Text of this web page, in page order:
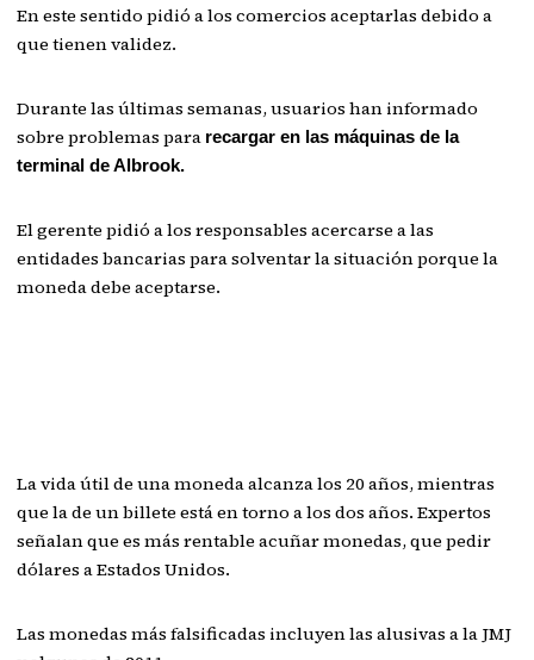
En este sentido pidió a los comercios aceptarlas debido a
que tienen validez.
Durante las últimas semanas, usuarios han informado
sobre problemas para recargar en las máquinas de la
terminal de Albrook.
El gerente pidió a los responsables acercarse a las
entidades bancarias para solventar la situación porque la
moneda debe aceptarse.
La vida útil de una moneda alcanza los 20 años, mientras
que la de un billete está en torno a los dos años. Expertos
señalan que es más rentable acuñar monedas, que pedir
dólares a Estados Unidos.
Las monedas más falsificadas incluyen las alusivas a la JMJ